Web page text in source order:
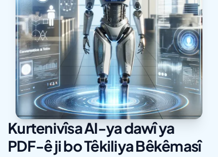
Kurtenivîsa AI-ya dawî ya
PDF-ê ji bo Têkiliya Bêkêmasî